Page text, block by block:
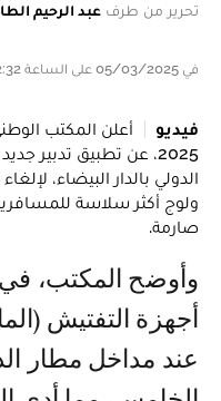
تحرير من طرف عبد الرحيم
في 05/03/2025 على الساعة 12:32
فيديو
2025، عن تطبيق تدبير
الدولي بالدار البيضاء،
ولوج أكثر سلاسة
صارمة.
وأوضح المكتب، في بلاغ له، أنه تم نقل
أجهزة التفتيش
عند مداخل مطار